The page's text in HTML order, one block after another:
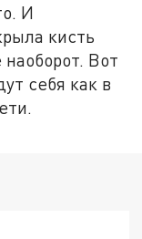
И
кисть
Вот
себя как в